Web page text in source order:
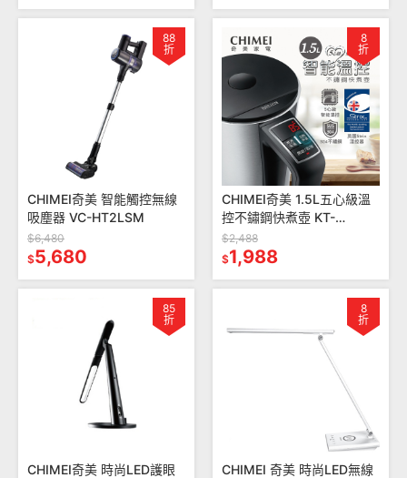
88
折
CHIMEI奇美 智能觸控無線
吸塵器 VC-HT2LSM
$6,480
$5,680
8
折
CHIMEI奇美 1.5L五心級溫
控不鏽鋼快煮壺 KT-
15MDT0
$2,488
$1,988
85
折
CHIMEI奇美 時尚LED護眼
8
折
CHIMEI 奇美 時尚LED無線